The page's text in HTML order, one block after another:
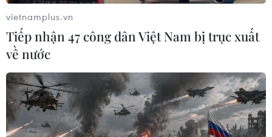
Hà Nội: Cá chết hàng loạt tại hồ CV1, công
nhân xuyên đêm thu gom xử lý
31/05/2026 03:30
vietnamplus.vn
Tiếp nhận 47 công dân Việt Nam bị trục xuất
về nước